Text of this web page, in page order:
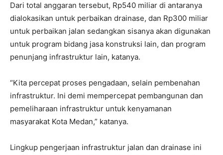
Dari total anggaran tersebut, Rp540 miliar di antaranya
dialokasikan untuk perbaikan drainase, dan Rp300 miliar
untuk perbaikan jalan sedangkan sisanya akan digunakan
untuk program bidang jasa konstruksi lain, dan program
penunjang infrastruktur lain, katanya.
“Kita percepat proses pengadaan, selain pembenahan
infrastruktur. Ini demi mempercepat pembangunan dan
pemeliharaan infrastruktur untuk kenyamanan
masyarakat Kota Medan,” katanya.
Lingkup pengerjaan infrastruktur jalan dan drainase ini